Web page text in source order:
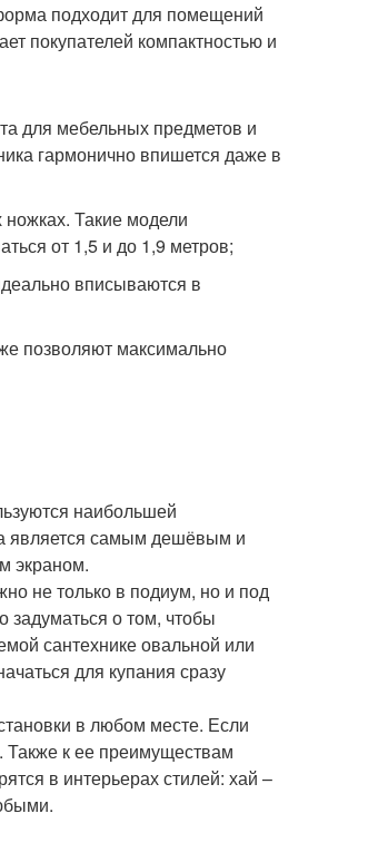
подходит для помещений
покупателей компактностью и
для мебельных предметов и
гармонично впишется даже в
Такие модели
от 1,5 и до 1,9 метров;
вписываются в
позволяют максимально
наибольшей
является самым дешёвым и
экраном.
не только в подиум, но и под
о том, чтобы
сантехнике овальной или
для купания сразу
в любом месте. Если
к ее преимуществам
в интерьерах стилей: хай –